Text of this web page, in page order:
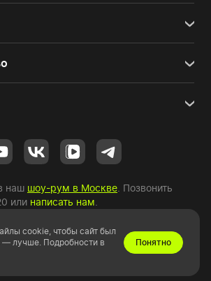
наш шоу-рум в Москве. Позвонить
или написать нам.
HYPERPC.
cookie, чтобы сайт был
— лучше. Подробности в
Понятно